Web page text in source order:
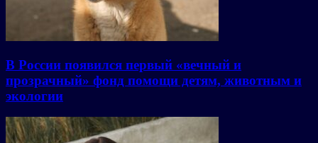
В России появился первый «вечный и
прозрачный» фонд помощи детям, животным и
экологии